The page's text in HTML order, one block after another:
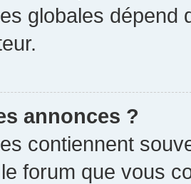
globales dépend
annonces ?
contiennent
forum que vous